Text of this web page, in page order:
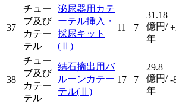
37
チュー
ブ及び
カテー
テル
泌尿器用カテ
ーテル挿入・
採尿キット
(Ⅱ)
11 7
31.18
億円/
年
38
チュー
ブ及び
カテー
テル
結石摘出用バ
ルーンカテー
テル(Ⅱ)
17 7
29.8
億円/
年
-